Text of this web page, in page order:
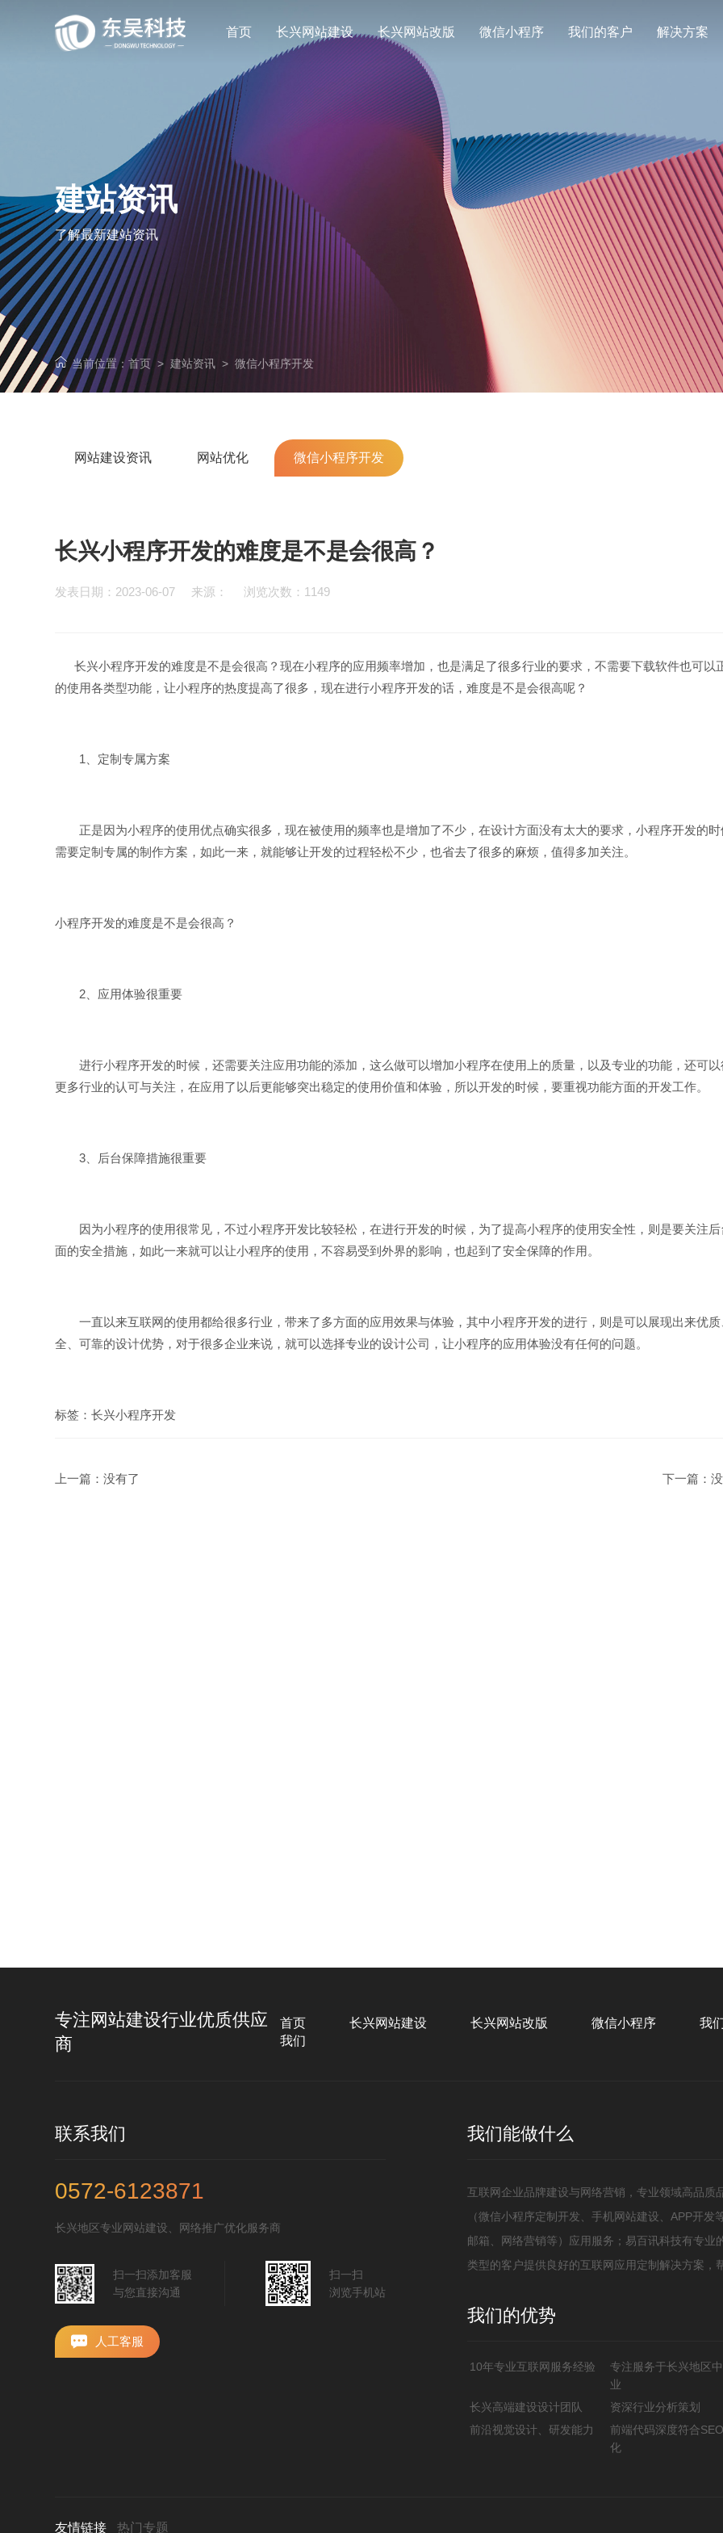
首页 长兴网站建设
让企业品牌价值更进一步
专注网站建设行业优质供应商
创意品牌型网站建设
企业品牌高端网站设计
企业
营销
网站建设定制改版
定制化网站建设改版方案
购物
零售
长兴网站改版 微信小程序 我们的客户
让企业品牌价值更进一步
专注网站建设行业优质供应商 企业网站
企业品牌高端网站建设
外贸
系统门户
系统门户网站建设
解决方案
让企业品牌价值更进一步
专注网站建设行业优质供应商
解决方案
定制化视觉设计与互动策划方案
旅游、交通行业网站建设
解决方案
更贴身、易落地、高性价比
学院、学校
解决方案
更贴身、易落
物流、快递行业网站建设
解决方案
更贴身、易落地、高性价比
节能环保行
决方案
更贴身、易落
数码、电子产品网站建设
集团、上市
让企业品牌价值更进一步
专注网站建设行业优质供应商
网站建设资讯
最新网站建设资讯
网站
全网
建站资讯
了解最新建站资讯
当前位置：首页> 建站资讯> 微信小程序开发
网站建设资讯 网站优化 微信小程序开发
长兴小程序开发的难度是不是会很高？
发表日期：2023-06-07 来源： 浏览次数：1149
长兴小程序开发的难度是不是会很高？现在小程序的应用频率增加，也是满足了很多行业的要求，不需要下载软件也可以
的使用各类型功能，让小程序的热度提高了很多，现在进行小程序开发的话，难度是不是会很高呢？
1、定制专属方案
正是因为小程序的使用优点确实很多，现在被使用的频率也是增加了不少，在设计方面没有太大的要求，小程序开发的时
需要定制专属的制作方案，如此一来，就能够让开发的过程轻松不少，也省去了很多的麻烦，值得多加关注。
小程序开发的难度是不是会很高？
2、应用体验很重要
进行小程序开发的时候，还需要关注应用功能的添加，这么做可以增加小程序在使用上的质量，以及专业的功能，还可以
更多行业的认可与关注，在应用了以后更能够突出稳定的使用价值和体验，所以开发的时候，要重视功能方面的开发工作。
3、后台保障措施很重要
因为小程序的使用很常见，不过小程序开发比较轻松，在进行开发的时候，为了提高小程序的使用安全性，则是要关注后
面的安全措施，如此一来就可以让小程序的使用，不容易受到外界的影响，也起到了安全保障的作用。
一直以来互联网的使用都给很多行业，带来了多方面的应用效果与体验，其中小程序开发的进行，则是可以展现出来优质
全、可靠的设计优势，对于很多企业来说，就可以选择专业的设计公司，让小程序的应用体验没有任何的问题。
标签： 长兴小程序开发
上一篇： 没有了 下一篇：
浙江瑞希特科技 浙江柿子新能源科技
专注网站建设行业优质供应
商
首页 长兴网站建设 长兴网站改版 微信小程序 我
我们
联系我们
0572-6123871
长兴地区专业网站建设、网络推广优化服务商
扫一扫添加客服
与您直接沟通
扫一扫
浏览手机站
人工客服
我们能做什么
互联网企业品牌建设与网络营销，专业领域高品
（微信小程序定制开发、手机网站建设、APP开
邮箱、网络营销等）应用服务；易百讯科技有专
类型的客户提供良好的互联网应用定制解决方案，
我们的优势
10年专业互联网服务经验
专注服务于长兴地区
业
长兴高端建设设计团队 资深行业分析策划
前沿视觉设计、研发能力
前端代码深度符合
化
友情链接 热门专题
外贸